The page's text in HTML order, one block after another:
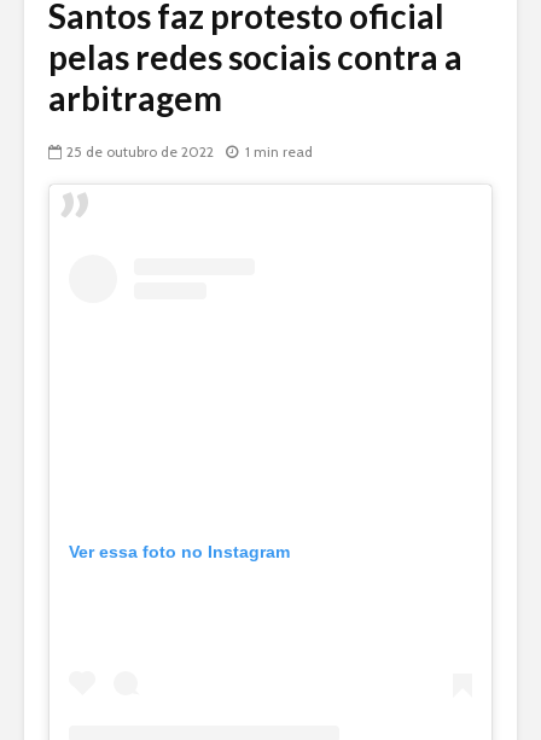
Santos faz protesto oficial
pelas redes sociais contra a
arbitragem
25 de outubro de 2022 1 min read
Ver essa foto no Instagram